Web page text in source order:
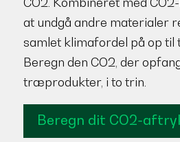
at undgå andre materialer
samlet klimafordel på op til
Beregn den CO2, der
træprodukter, i to trin.
Beregn dit CO2-